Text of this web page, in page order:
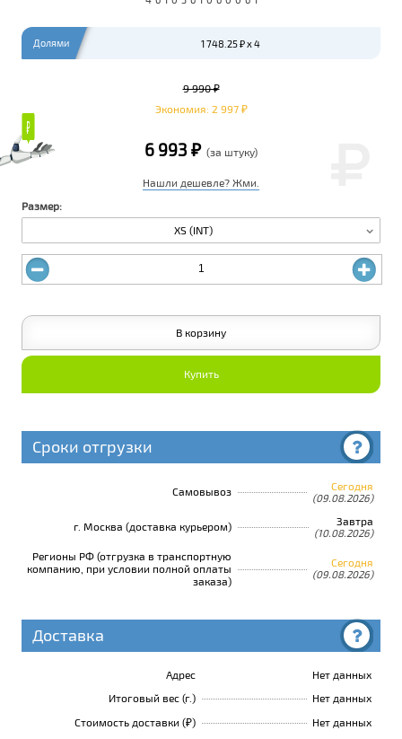
₽
₽
Долями 1 748.25 ₽ x 4
9 990 ₽
Экономия: 2 997 ₽
6 993 ₽ (за штуку)
Нашли дешевле? Жми.
Размер:
XS (INT)
В корзину
Купить
Сроки отгрузки
Самовывоз Сегодня
(09.08.2026)
г. Москва (доставка курьером) Завтра
(10.08.2026)
Регионы РФ (отгрузка в транспортную
компанию, при условии полной оплаты
заказа)
Сегодня
(09.08.2026)
Доставка
Адрес
Нет данных
Итоговый вес (г.)
Нет данных
Стоимость доставки (₽)
Нет данных